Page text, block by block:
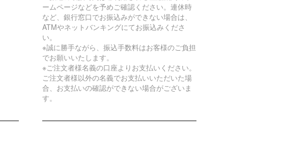
ームページなどを予めご確認ください。連休時
など、銀行窓口でお振込みができない場合は、
ATMやネットバンキングにてお振込みくださ
い。
※誠に勝手ながら、振込手数料はお客様のご負担
でお願いいたします。
※ご注文者様名義の口座よりお支払いください。
ご注文者様以外の名義でお支払いいただいた場
合、お支払いの確認ができない場合がございま
す。